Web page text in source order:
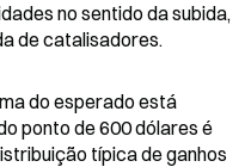
no sentido da subida,
de catalisadores.
do esperado está
ponto de 600 dólares é
típica de ganhos